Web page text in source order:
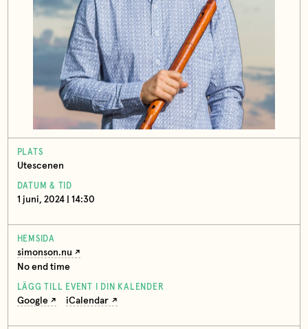
PLATS
Utescenen
DATUM & TID
1 juni, 2024 | 14:30
HEMSIDA
simonson.nu
No end time
LÄGG TILL EVENT I DIN KALENDER
Google iCalendar